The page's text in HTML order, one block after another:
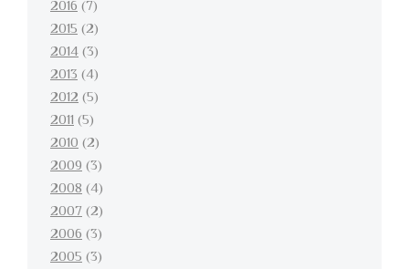
2016(7)
2015(2)
2014(3)
2013(4)
2012(5)
2011(5)
2010(2)
2009(3)
2008(4)
2007(2)
2006(3)
2005(3)